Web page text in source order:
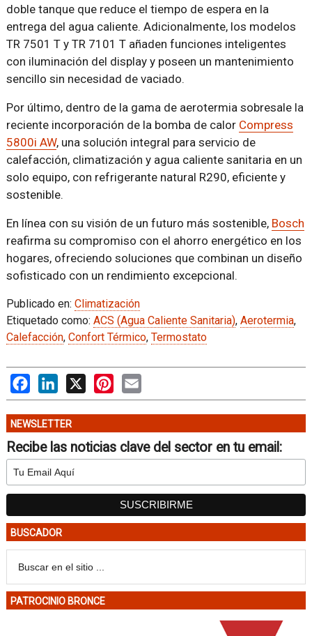
doble tanque que reduce el tiempo de espera en la
entrega del agua caliente. Adicionalmente, los modelos
TR 7501 T y TR 7101 T añaden funciones inteligentes
con iluminación del display y poseen un mantenimiento
sencillo sin necesidad de vaciado.
Por último, dentro de la gama de aerotermia sobresale la
reciente incorporación de la bomba de calor Compress
5800i AW, una solución integral para servicio de
calefacción, climatización y agua caliente sanitaria en un
solo equipo, con refrigerante natural R290, eficiente y
sostenible.
En línea con su visión de un futuro más sostenible, Bosch
reafirma su compromiso con el ahorro energético en los
hogares, ofreciendo soluciones que combinan un diseño
sofisticado con un rendimiento excepcional.
Publicado en: Climatización
Etiquetado como: ACS (Agua Caliente Sanitaria), Aerotermia,
Calefacción, Confort Térmico, Termostato
FacebookLinkedIn Pinterest
NEWSLETTER
Recibe las noticias clave del sector en tu email:
BUSCADOR
PATROCINIO BRONCE